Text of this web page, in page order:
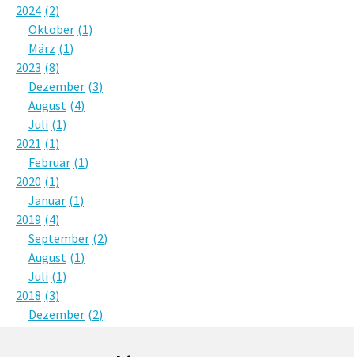
2024 2
Oktober 1
März 1
2023 8
Dezember 3
August 4
Juli 1
2021
1
Februar 1
2020 1
Januar 1
2019 4
September 2
August 1
Juli 1
2018 3
Dezember 2